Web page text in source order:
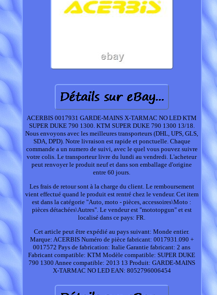
ACERBIS 0017931 GARDE-MAINS X-TARMAC NO LED KTM
SUPER DUKE 790 1300. KTM SUPER DUKE 790 1300 13/18.
Nous envoyons avec les meilleures transporteurs (DHL, UPS, GLS,
SDA, DPD). Notre livraison est rapide et ponctuelle. Chaque
commande a un numero de suivi, avec le quel vous pouvez suivre
votre colis. Le transporteur livre du lundi au vendredi. L'acheteur
peut renvoyer le produit neuf et dans son emballage d'origine
entre 60 jours.
Les frais de retour sont à la charge du client. Le remboursement
vient effectué quand le produit est rentré chez le vendeur. Cet item
est dans la catégorie "Auto, moto - pièces, accessoires\Moto :
pièces détachées\Autres". Le vendeur est "mototopgun" et est
localisé dans ce pays: FR.
Cet article peut être expédié au pays suivant: Monde entier.
Marque: ACERBIS Numéro de pièce fabricant: 0017931.090 +
0017572 Pays de fabrication: Italie Garantie fabricant: 2 ans
Fabricant compatible: KTM Modèle compatible: SUPER DUKE
790 1300 Annee compatible: 2013 13 Produit: GARDE-MAINS
X-TARMAC NO LED EAN: 8052796006454